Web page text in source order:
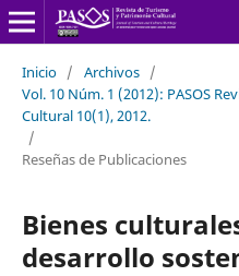
Inicio / Archivos /
Vol. 10 Núm. 1 (2012): PASOS
Cultural 10(1), 2012.
/
Reseñas de Publicaciones
Bienes
desarrollo